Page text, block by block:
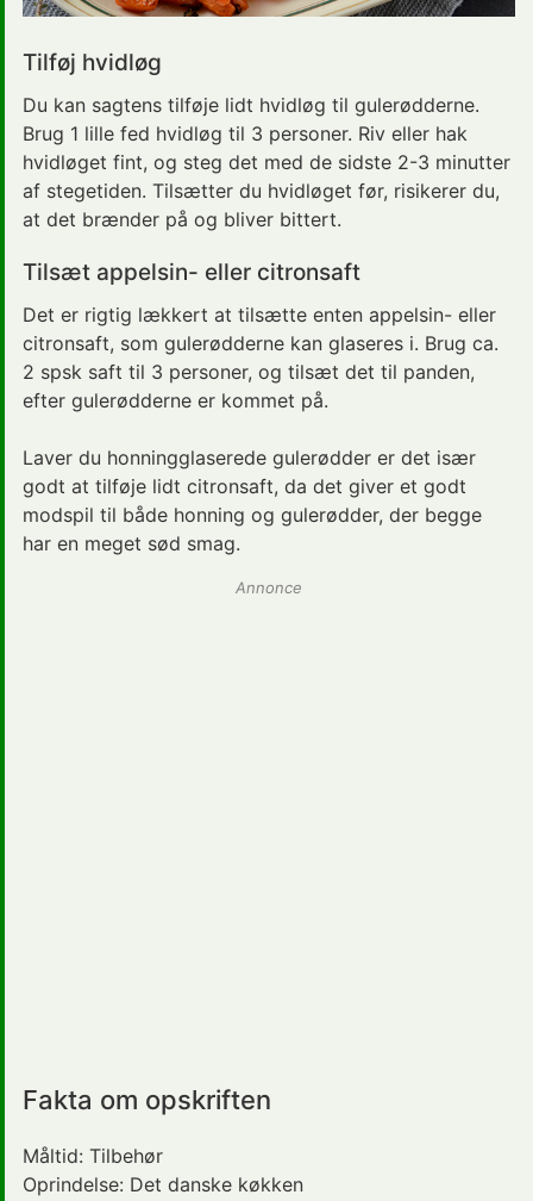
Tilføj hvidløg
Du kan sagtens tilføje lidt hvidløg til gulerødderne.
Brug 1 lille fed hvidløg til 3 personer. Riv eller hak
hvidløget fint, og steg det med de sidste 2-3 minutter
af stegetiden. Tilsætter du hvidløget før, risikerer du,
at det brænder på og bliver bittert.
Tilsæt appelsin- eller citronsaft
Det er rigtig lækkert at tilsætte enten appelsin- eller
citronsaft, som gulerødderne kan glaseres i. Brug ca.
2 spsk saft til 3 personer, og tilsæt det til panden,
efter gulerødderne er kommet på.
Laver du honningglaserede gulerødder er det især
godt at tilføje lidt citronsaft, da det giver et godt
modspil til både honning og gulerødder, der begge
har en meget sød smag.
Annonce
Fakta om opskriften
Måltid: Tilbehør
Oprindelse: Det danske køkken